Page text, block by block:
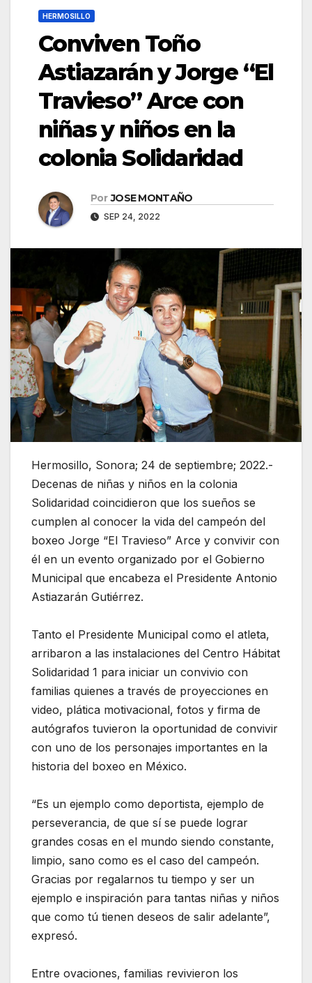
HERMOSILLO
Conviven Toño
Astiazarán y Jorge “El
Travieso” Arce con
niñas y niños en la
colonia Solidaridad
Por JOSE MONTAÑO
SEP 24, 2022
Hermosillo, Sonora; 24 de septiembre; 2022.-
Decenas de niñas y niños en la colonia
Solidaridad coincidieron que los sueños se
cumplen al conocer la vida del campeón del
boxeo Jorge “El Travieso” Arce y convivir con
él en un evento organizado por el Gobierno
Municipal que encabeza el Presidente Antonio
Astiazarán Gutiérrez.
Tanto el Presidente Municipal como el atleta,
arribaron a las instalaciones del Centro Hábitat
Solidaridad 1 para iniciar un convivio con
familias quienes a través de proyecciones en
video, plática motivacional, fotos y firma de
autógrafos tuvieron la oportunidad de convivir
con uno de los personajes importantes en la
historia del boxeo en México.
“Es un ejemplo como deportista, ejemplo de
perseverancia, de que sí se puede lograr
grandes cosas en el mundo siendo constante,
limpio, sano como es el caso del campeón.
Gracias por regalarnos tu tiempo y ser un
ejemplo e inspiración para tantas niñas y niños
que como tú tienen deseos de salir adelante”,
expresó.
Entre ovaciones, familias revivieron los